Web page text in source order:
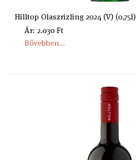
Hilltop Olaszrizling 2024 (V) (0,75l)
Ár: 2.030 Ft
Bővebben...